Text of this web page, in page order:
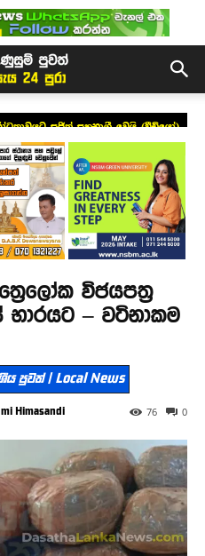
සජිත් සහභාගී වෙයි (වීඩියෝ)
විජයපත්‍ර
– වටිනාකම
පුවත් | Local News
Himasandi 0
76